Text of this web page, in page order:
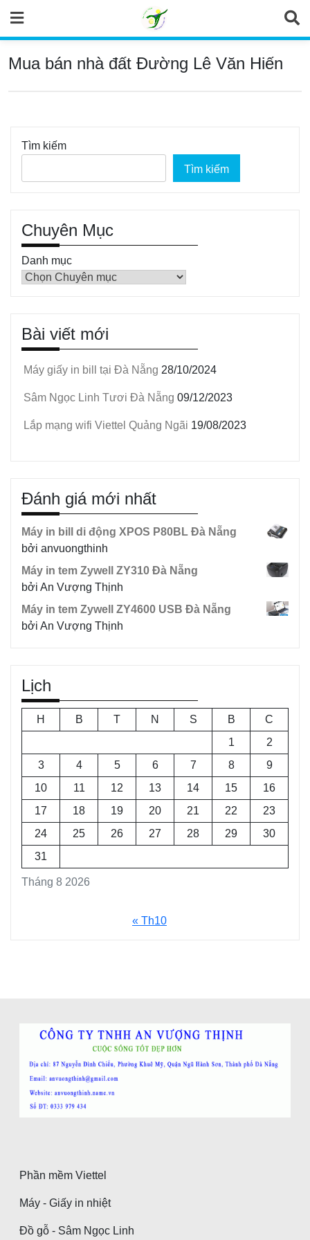
content
Mua bán nhà đất Đường Lê Văn Hiến
Tìm kiếm
Tìm kiếm
Chuyên Mục
Danh mục
Bài viết mới
Máy giấy in bill tại Đà Nẵng 28/10/2024
Sâm Ngọc Linh Tươi Đà Nẵng 09/12/2023
Lắp mạng wifi Viettel Quảng Ngãi 19/08/2023
Đánh giá mới nhất
Máy in bill di động XPOS P80BL Đà Nẵng
bởi anvuongthinh
Máy in tem Zywell ZY310 Đà Nẵng
bởi An Vượng Thịnh
Máy in tem Zywell ZY4600 USB Đà Nẵng
bởi An Vượng Thịnh
Lịch
Tháng 8 2026
H B T N S B
C
1
2
3
4 5 6 7 8
9
10
11 12 13 14 15
16
17
18 19 20 21 22
23
24
25 26 27 28 29
30
31
« Th10
Phần mềm Viettel
Máy - Giấy in nhiệt
Đồ gỗ - Sâm Ngọc Linh